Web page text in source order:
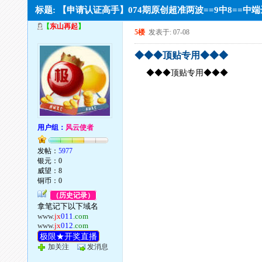
标题: 【申请认证高手】074期原创超准两波==9中8==中端
【东山再起】
用户组： 风云使者
发帖：5977
银元：0
威望：8
铜币：0
（历史记录）
拿笔记下以下域名
www.jx011.com
www.jx012.com
极限★开奖直播
加关注 发消息
5楼 发表于: 07-08
◆◆◆顶贴专用◆◆◆
◆◆◆顶贴专用◆◆◆